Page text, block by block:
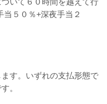
いて６０時間を越えて行
５０％+深夜手当２
す。いずれの支払形態で
。